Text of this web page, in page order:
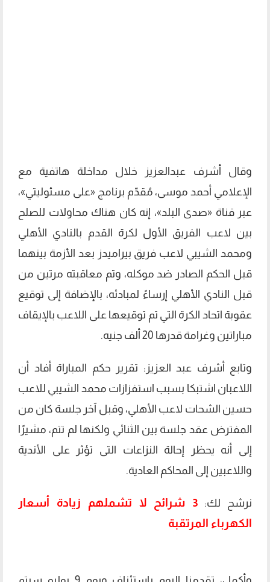
وقال أشرف عبدالعزيز خلال مداخلة هاتفية مع
الإعلامي أحمد موسى، مُقدّم برنامج «على مسئوليتي»،
عبر قناة «صدى البلد»، إنه كان هناك محاولات للصلح
بين لاعب الفريق الأول لكرة القدم بالنادي الأهلي
ومحمد الشيبي لاعب فريق بيراميدز بعد الأزمة بينهما
قبل الحكم الصادر ضد موكله، وتم معاقبته مرتين من
قبل النادي الأهلي إرساءً لمبادئه، بالإضافة إلى توقيع
عقوبة اتحاد الكرة التي تم توقيعها على اللاعب بالإيقاف
مباراتين وغرامة قدرها 20 ألف جنيه.
وتابع أشرف عبد العزيز: تقرير حكم المباراة أفاد أن
اللاعبان اشتبكا بسبب استفزازات محمد الشيبي للاعب
حسين الشحات لاعب الأهلي، وقبل آخر جلسة كان من
المفترض عقد جلسة بين الثنائي ولكنها لم تتم، مشيرًا
إلى أنه يحظر إحالة النزاعات التى تؤثر على الأندية
واللاعبين إلى المحاكم العادية.
نرشح لك:
3 شرائح لا تشملهم زيادة أسعار
الكهرباء المرتقبة